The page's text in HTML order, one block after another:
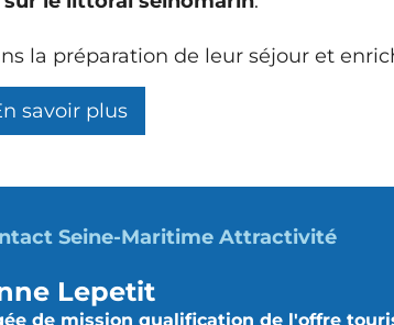
la préparation de leur séjour et
savoir plus
Seine-Maritime Attractivité
Lepetit
de mission qualification de l'offre